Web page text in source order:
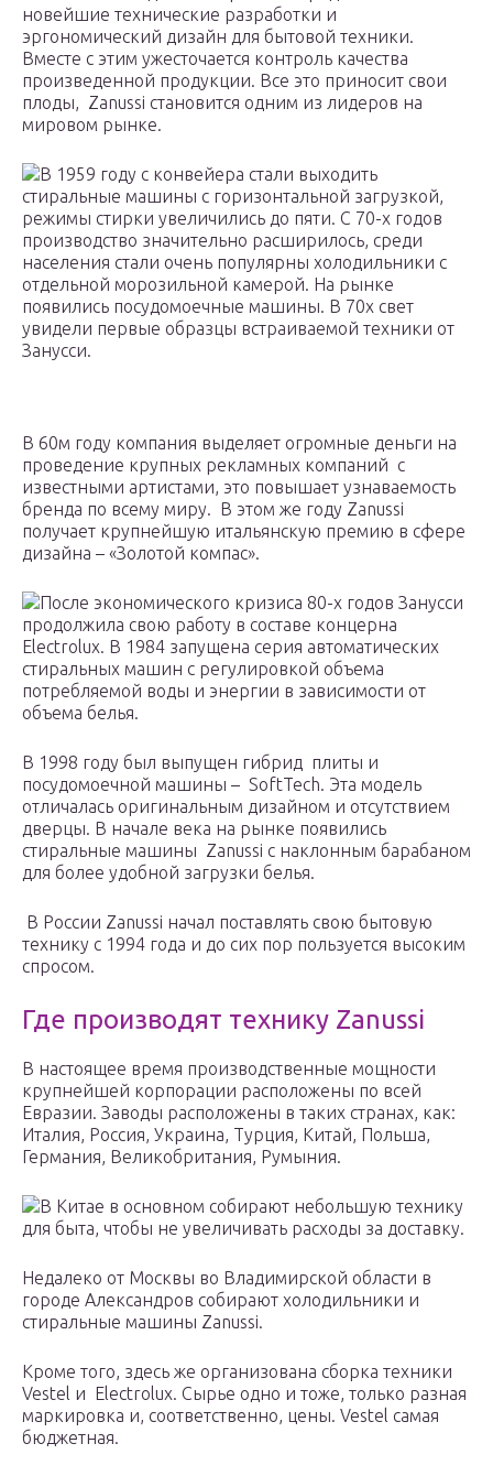
новейшие технические разработки и
эргономический дизайн для бытовой техники.
Вместе с этим ужесточается контроль качества
произведенной продукции. Все это приносит свои
плоды, Zanussi становится одним из лидеров на
мировом рынке.
В 1959 году с конвейера стали выходить
стиральные машины с горизонтальной загрузкой,
режимы стирки увеличились до пяти. С 70-х годов
производство значительно расширилось, среди
населения стали очень популярны холодильники с
отдельной морозильной камерой. На рынке
появились посудомоечные машины. В 70х свет
увидели первые образцы встраиваемой техники от
Занусси.
В 60м году компания выделяет огромные деньги на
проведение крупных рекламных компаний с
известными артистами, это повышает узнаваемость
бренда по всему миру. В этом же году Zanussi
получает крупнейшую итальянскую премию в сфере
дизайна – «Золотой компас».
После экономического кризиса 80-х годов Занусси
продолжила свою работу в составе концерна
Electrolux. В 1984 запущена серия автоматических
стиральных машин с регулировкой объема
потребляемой воды и энергии в зависимости от
объема белья.
В 1998 году был выпущен гибрид плиты и
посудомоечной машины – SoftTech. Эта модель
отличалась оригинальным дизайном и отсутствием
дверцы. В начале века на рынке появились
стиральные машины Zanussi с наклонным барабаном
для более удобной загрузки белья.
В России Zanussi начал поставлять свою бытовую
технику с 1994 года и до сих пор пользуется высоким
спросом.
Где производят технику Zanussi
В настоящее время производственные мощности
крупнейшей корпорации расположены по всей
Евразии. Заводы расположены в таких странах, как:
Италия, Россия, Украина, Турция, Китай, Польша,
Германия, Великобритания, Румыния.
В Китае в основном собирают небольшую технику
для быта, чтобы не увеличивать расходы за доставку.
Недалеко от Москвы во Владимирской области в
городе Александров собирают холодильники и
стиральные машины Zanussi.
Кроме того, здесь же организована сборка техники
Vestel и Electrolux. Сырье одно и тоже, только разная
маркировка и, соответственно, цены. Vestel самая
бюджетная.